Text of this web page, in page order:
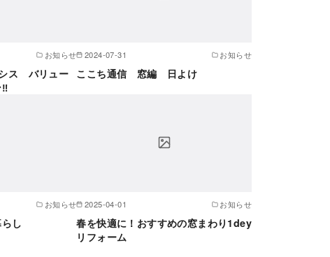
お知らせ
ス バリュー
2024-07-31 お知らせ
ここち通信 窓編 日よけ
お知らせ
し
2025-04-01 お知らせ
春を快適に！おすすめの窓まわり1dey
リフォーム